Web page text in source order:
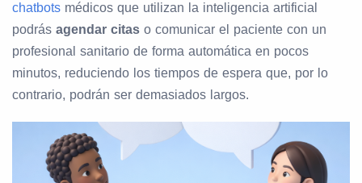
chatbots médicos que utilizan la inteligencia artificial
podrás agendar citas o comunicar el paciente con un
profesional sanitario de forma automática en pocos
minutos, reduciendo los tiempos de espera que, por lo
contrario, podrán ser demasiados largos.